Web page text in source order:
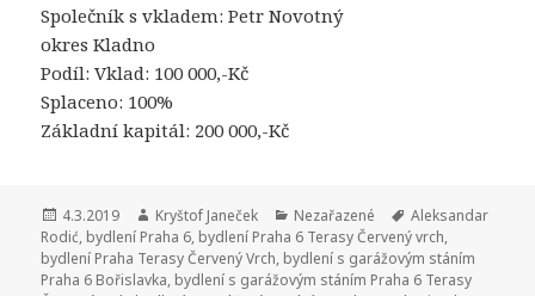
Společník s vkladem: Petr Novotný
okres Kladno
Podíl: Vklad: 100 000,-Kč
Splaceno: 100%
Základní kapitál: 200 000,-Kč
Publikováno:
4.3.2019 Autor:
Kryštof Janeček Rubriky:
Nezařazené Štítky:
Aleksandar
Rodić, bydlení Praha 6, bydlení Praha 6 Terasy Červený vrch,
bydlení Praha Terasy Červený Vrch, bydlení s garážovým stáním
Praha 6 Bořislavka, bydlení s garážovým stáním Praha 6 Terasy